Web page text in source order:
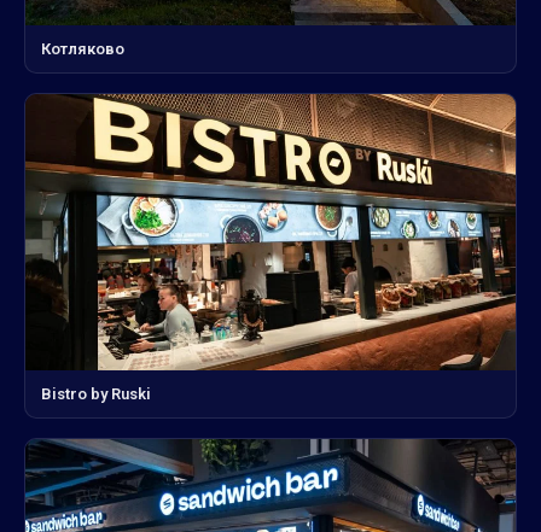
Котляково
Bistro by Ruski